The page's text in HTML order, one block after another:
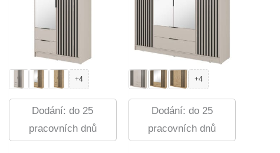
+4
Dodání: do 25
pracovních dnů
+4
Dodání: do 25
pracovních dnů